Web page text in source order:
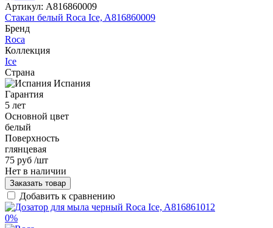
Артикул: A816860009
Стакан белый Roca Ice, A816860009
Бренд
Roca
Коллекция
Ice
Страна
Испания
Гарантия
5 лет
Основной цвет
белый
Поверхность
глянцевая
75 руб /шт
Нет в наличии
Заказать товар
Добавить к сравнению
0%